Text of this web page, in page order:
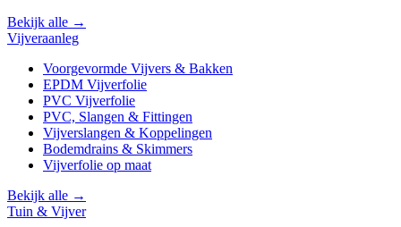
Bekijk alle →
Vijveraanleg
Voorgevormde Vijvers & Bakken
EPDM Vijverfolie
PVC Vijverfolie
PVC, Slangen & Fittingen
Vijverslangen & Koppelingen
Bodemdrains & Skimmers
Vijverfolie op maat
Bekijk alle →
Tuin & Vijver